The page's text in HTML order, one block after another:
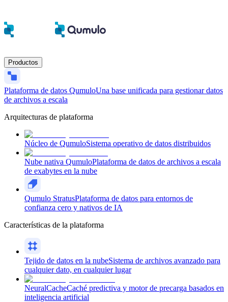
Productos
Plataforma de datos QumuloUna base unificada para gestionar datos
de archivos a escala
Arquitecturas de plataforma
Núcleo de QumuloSistema operativo de datos distribuidos
Nube nativa QumuloPlataforma de datos de archivos a escala
de exabytes en la nube
Qumulo StratusPlataforma de datos para entornos de
confianza cero y nativos de IA
Características de la plataforma
Tejido de datos en la nubeSistema de archivos avanzado para
cualquier dato, en cualquier lugar
NeuralCacheCaché predictiva y motor de precarga basados en
inteligencia artificial